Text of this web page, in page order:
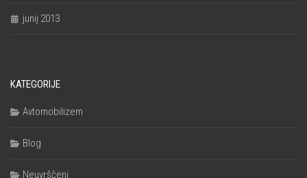
junij 2013
KATEGORIJE
Avtomobilizem
Blog
Neuvrščeni